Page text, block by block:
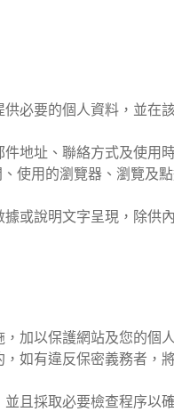
必要的個人資料，並在
地址、聯絡方式及使用
使用的瀏覽器、瀏覽及點
或說明文字呈現，除供
加以保護網站及您的個
如有違反保密義務者，
且採取必要檢查程序以